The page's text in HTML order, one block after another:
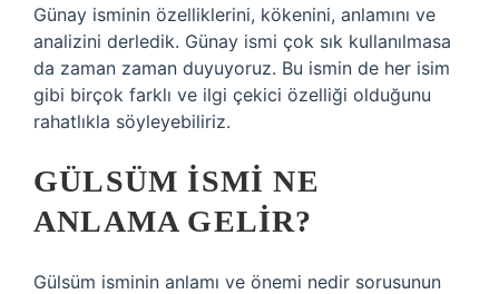
Günay isminin özelliklerini, kökenini, anlamını ve
analizini derledik. Günay ismi çok sık kullanılmasa
da zaman zaman duyuyoruz. Bu ismin de her isim
gibi birçok farklı ve ilgi çekici özelliği olduğunu
rahatlıkla söyleyebiliriz.
GÜLSÜM ISMI NE
ANLAMA GELIR?
Gülsüm isminin anlamı ve önemi nedir sorusunun